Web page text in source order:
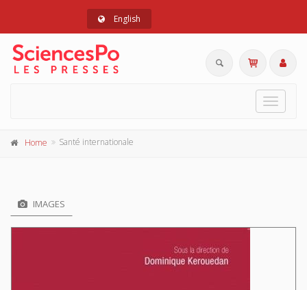
English
Toggle
Home Santé internationale
IMAGES